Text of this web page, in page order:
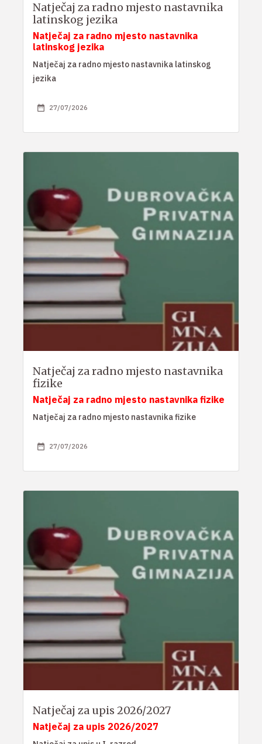
Natječaj za radno mjesto nastavnika
latinskog jezika
Natječaj za radno mjesto nastavnika
latinskog jezika
Natječaj za radno mjesto nastavnika latinskog
jezika
27/07/2026
Natječaj za radno mjesto nastavnika
fizike
Natječaj za radno mjesto nastavnika fizike
Natječaj za radno mjesto nastavnika fizike
27/07/2026
Natječaj za upis 2026/2027
Natječaj za upis 2026/2027